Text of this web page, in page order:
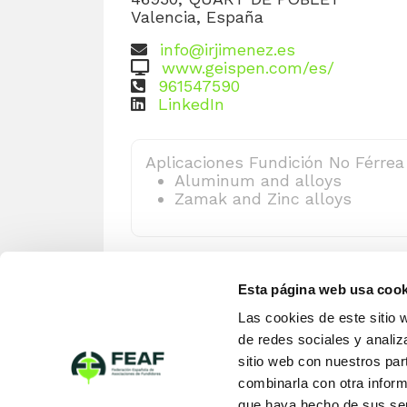
Esta página web usa
Las cookies de este sitio
de redes sociales y
sitio web con nuestros
combinarla con otra
Valencia, España
info@irjimenez.es
www.geispen.com/es/
961547590
LinkedIn
Aplicaciones Fundición No Férrea
Aluminum and alloys
Zamak and Zinc alloys